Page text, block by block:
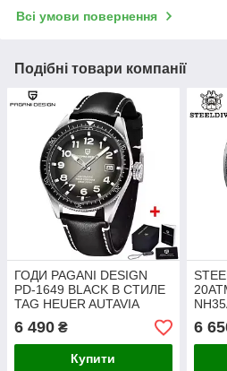
Всі умови повернення
Подібні товари компанії
ГОДИ PAGANI DESIGN
PD-1649 BLACK В СТИЛЕ
TAG HEUER AUTAVIA
44MM SEIKO NH35 10ATM
(WR100M) WATER PROOF
6 490 ₴
Купити
6